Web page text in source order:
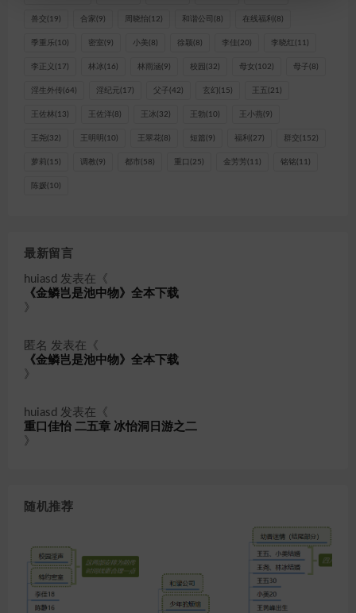
兽交(19) 合家(9) 周晓怡(12) 和谐公司 (8) 在线福利 (8)
季重乐(10) 密室(9) 小美(8) 徐颖(8) 李佳(20) 李晓红(11)
李正义 (17) 林冰(16) 林雨涵(9) 校园 (32) 母女(102) 母子(8)
淫生外传 (64) 淫纪元(17) 父子(42) 玄幻 (15) 王五 (21)
王佐林(13) 王佐洋(8) 王冰(32) 王勃(10) 王小燕(9)
王尧(32) 王明明 (10) 王翠花(8) 短篇 (9) 福利 (27) 群交(152)
萝莉 (15) 调教(9) 都市(58) 重口 (25) 金芳芳(11) 铭铭(11)
陈媛(10)
最新留言
huiasd 发表在《
《金鳞岂是池中物》全本下载
》
匿名 发表在《
《金鳞岂是池中物》全本下载
》
huiasd 发表在《
重口佳怡 二五章 冰怡洞日游之二
》
随机推荐